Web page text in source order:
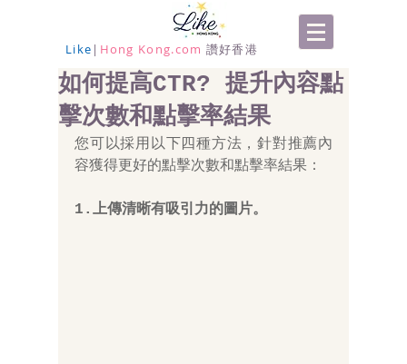
Like | Hong Kong.com 讚好香港
如何提高CTR? 提升內容點
擊次數和點擊率結果
您可以採用以下四種方法，針對推薦內
容獲得更好的點擊次數和點擊率結果：
1.上傳清晰有吸引力的圖片。